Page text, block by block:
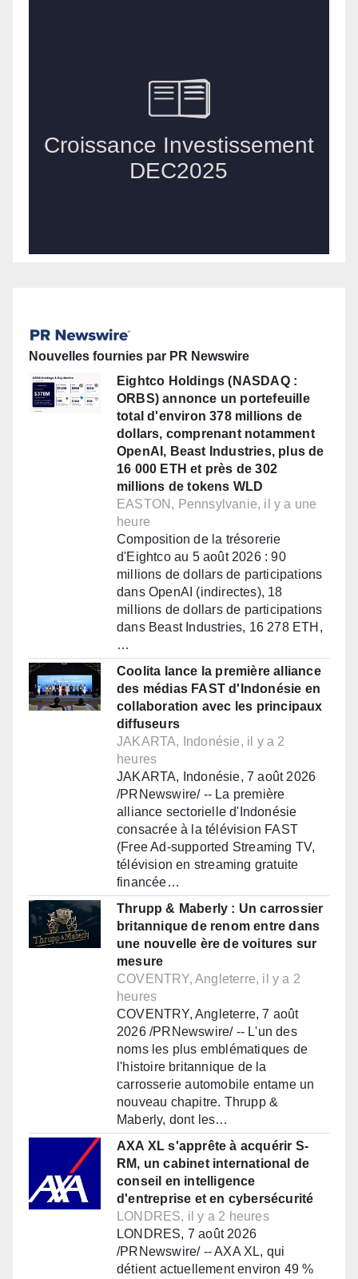
Nouvelles fournies par PR Newswire
Eightco Holdings (NASDAQ :
ORBS) annonce un portefeuille
total d'environ 378 millions de
dollars, comprenant notamment
OpenAI, Beast Industries, plus de
16 000 ETH et près de 302
millions de tokens WLD
EASTON, Pennsylvanie, il y a une
heure
Composition de la trésorerie
d'Eightco au 5 août 2026 : 90
millions de dollars de participations
dans OpenAI (indirectes), 18
millions de dollars de participations
dans Beast Industries, 16 278 ETH,
…
Coolita lance la première alliance
des médias FAST d'Indonésie en
collaboration avec les principaux
diffuseurs
JAKARTA, Indonésie, il y a 2
heures
JAKARTA, Indonésie, 7 août 2026
/PRNewswire/ -- La première
alliance sectorielle d'Indonésie
consacrée à la télévision FAST
(Free Ad-supported Streaming TV,
télévision en streaming gratuite
financée…
Thrupp & Maberly : Un carrossier
britannique de renom entre dans
une nouvelle ère de voitures sur
mesure
COVENTRY, Angleterre, il y a 2
heures
COVENTRY, Angleterre, 7 août
2026 /PRNewswire/ -- L'un des
noms les plus emblématiques de
l'histoire britannique de la
carrosserie automobile entame un
nouveau chapitre. Thrupp &
Maberly, dont les…
AXA XL s'apprête à acquérir S-
RM, un cabinet international de
conseil en intelligence
d'entreprise et en cybersécurité
LONDRES, il y a 2 heures
LONDRES, 7 août 2026
/PRNewswire/ -- AXA XL, qui
détient actuellement environ 49 %